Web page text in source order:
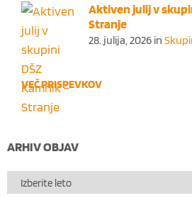
Aktiven julij v
Stranje
28. julija, 2026 in
VEČ PRISPEVKOV
ARHIV OBJAV